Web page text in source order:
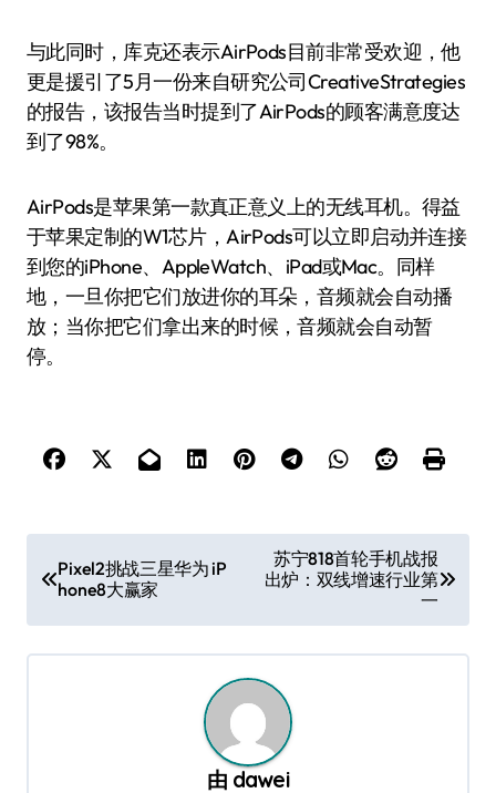
与此同时，库克还表示AirPods目前非常受欢迎，他
更是援引了5月一份来自研究公司CreativeStrategies
的报告，该报告当时提到了AirPods的顾客满意度达
到了98%。
AirPods是苹果第一款真正意义上的无线耳机。得益
于苹果定制的W1芯片，AirPods可以立即启动并连接
到您的iPhone、AppleWatch、iPad或Mac。同样
地，一旦你把它们放进你的耳朵，音频就会自动播
放；当你把它们拿出来的时候，音频就会自动暂
停。
章
导
航
Pixel2挑战三星华为 iP
hone8大赢家
苏宁818首轮手机战报
出炉：双线增速行业第
一
由 dawei